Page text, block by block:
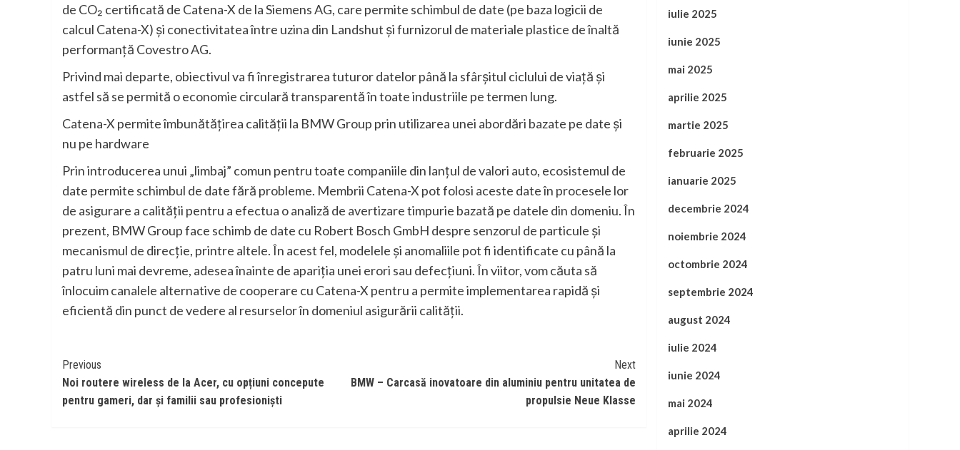
de CO₂ certificată de Catena-X de la Siemens AG, care permite schimbul de date (pe baza logicii de
calcul Catena-X) şi conectivitatea între uzina din Landshut şi furnizorul de materiale plastice de înaltă
performanţă Covestro AG.
Privind mai departe, obiectivul va fi înregistrarea tuturor datelor până la sfârşitul ciclului de viaţă şi
astfel să se permită o economie circulară transparentă în toate industriile pe termen lung.
Catena-X permite îmbunătăţirea calităţii la BMW Group prin utilizarea unei abordări bazate pe date şi
nu pe hardware
Prin introducerea unui „limbaj” comun pentru toate companiile din lanţul de valori auto, ecosistemul de
date permite schimbul de date fără probleme. Membrii Catena-X pot folosi aceste date în procesele lor
de asigurare a calităţii pentru a efectua o analiză de avertizare timpurie bazată pe datele din domeniu. În
prezent, BMW Group face schimb de date cu Robert Bosch GmbH despre senzorul de particule şi
mecanismul de direcţie, printre altele. În acest fel, modelele şi anomaliile pot fi identificate cu până la
patru luni mai devreme, adesea înainte de apariţia unei erori sau defecţiuni. În viitor, vom căuta să
înlocuim canalele alternative de cooperare cu Catena-X pentru a permite implementarea rapidă şi
eficientă din punct de vedere al resurselor în domeniul asigurării calităţii.
Continue
Reading
Previous
Noi routere wireless de la Acer, cu opțiuni concepute
pentru gameri, dar și familii sau profesioniști
Next
BMW – Carcasă inovatoare din aluminiu pentru unitatea de
propulsie Neue Klasse
iulie 2025
iunie 2025
mai 2025
aprilie 2025
martie 2025
februarie 2025
ianuarie 2025
decembrie 2024
noiembrie 2024
octombrie 2024
septembrie 2024
august 2024
iulie 2024
iunie 2024
mai 2024
aprilie 2024